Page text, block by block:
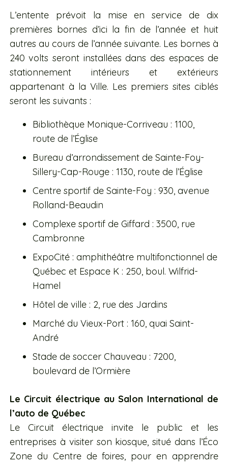
L’entente prévoit la mise en service de dix
premières bornes d’ici la fin de l’année et huit
autres au cours de l’année suivante. Les bornes à
240 volts seront installées dans des espaces de
stationnement intérieurs et extérieurs
appartenant à la Ville. Les premiers sites ciblés
seront les suivants :
Bibliothèque Monique-Corriveau : 1100,
route de l’Église
Bureau d’arrondissement de Sainte-Foy-
Sillery-Cap-Rouge : 1130, route de l’Église
Centre sportif de Sainte-Foy : 930, avenue
Rolland-Beaudin
Complexe sportif de Giffard : 3500, rue
Cambronne
ExpoCité : amphithéâtre multifonctionnel de
Québec et Espace K : 250, boul. Wilfrid-
Hamel
Hôtel de ville : 2, rue des Jardins
Marché du Vieux-Port : 160, quai Saint-
André
Stade de soccer Chauveau : 7200,
boulevard de l’Ormière
Le Circuit électrique au Salon International de
l’auto de Québec
Le Circuit électrique invite le public et les
entreprises à visiter son kiosque, situé dans l’Éco
Zone du Centre de foires, pour en apprendre